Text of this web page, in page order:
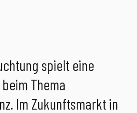
spielt eine
Thema
Im Zukunftsmarkt in